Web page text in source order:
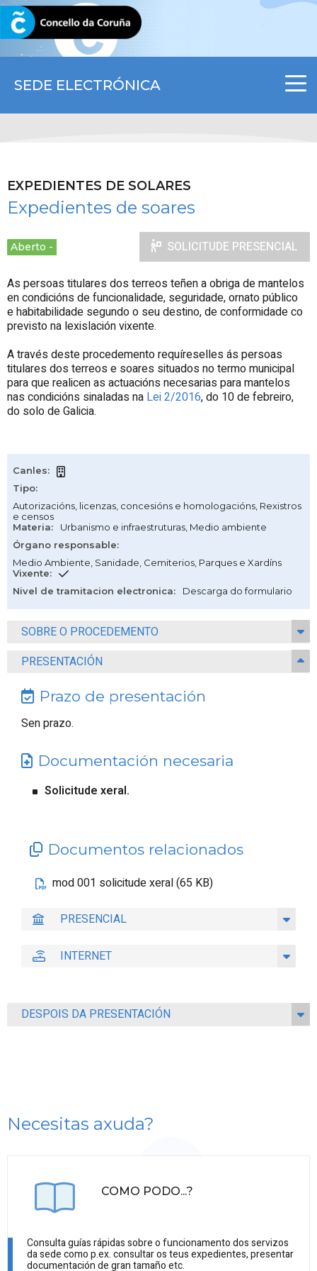
SEDE ELECTRÓNICA
CORUNA.GAL
EXPEDIENTES DE SOLARES
Expedientes de soares
Aberto SOLICITUDE PRESENCIAL
As persoas titulares dos terreos teñen a obriga de mantelos
en condicións de funcionalidade, seguridade, ornato público
e habitabilidade segundo o seu destino, de conformidade co
previsto na lexislación vixente.
A través deste procedemento requíreselles ás persoas
titulares dos terreos e soares situados no termo municipal
para que realicen as actuacións necesarias para mantelos
nas condicións sinaladas na Lei 2/2016, do 10 de febreiro,
do solo de Galicia.
Canles:
Tipo:
Autorizacións, licenzas, concesións e homologacións Rexistros
e censos
Materia: Urbanismo e infraestruturas Medio ambiente
Órgano responsable:
Medio Ambiente, Sanidade, Cemiterios, Parques e Xardíns
Vixente:
Nivel de tramitacion electronica: Descarga do formulario
SOBRE O PROCEDEMENTO
PRESENTACIÓN
Prazo de presentación
Sen prazo.
Documentación necesaria
Solicitude xeral.
Documentos relacionados
mod 001 solicitude xeral (65 KB)
PRESENCIAL
INTERNET
DESPOIS DA PRESENTACIÓN
Necesitas axuda?
COMO PODO...?
Consulta guías rápidas sobre o funcionamento dos servizos
da sede como p.ex. consultar os teus expedientes, presentar
documentación de gran tamaño etc.